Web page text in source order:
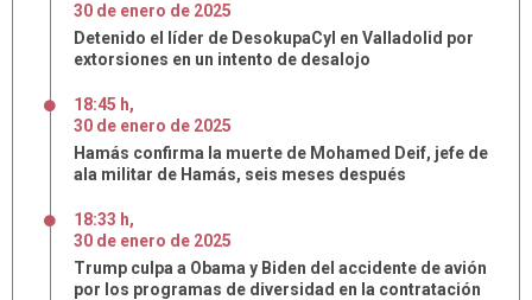
30 de enero de 2025
Detenido el líder de DesokupaCyl en Valladolid por
extorsiones en un intento de desalojo
18:45 h,
30 de enero de 2025
Hamás confirma la muerte de Mohamed Deif, jefe de
ala militar de Hamás, seis meses después
18:33 h,
30 de enero de 2025
Trump culpa a Obama y Biden del accidente de avión
por los programas de diversidad en la contratación